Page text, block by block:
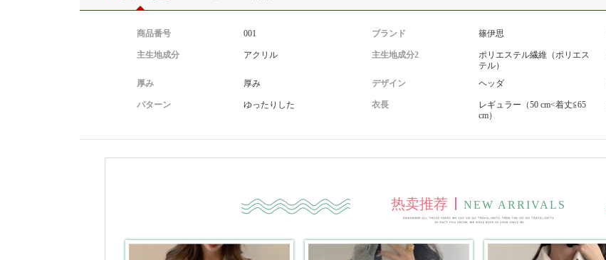
商品番号 001 ブランド 篠伊思
主生地成分 アクリル 主生地成分2
ポリエステル繊維（ポリエス
テル）
厚み 厚み デザイン ヘッダ
パターン ゆったりした 衣長
レギュラー（50 cm<着丈≦65
cm）
热卖推荐 NEW ARRIVALS